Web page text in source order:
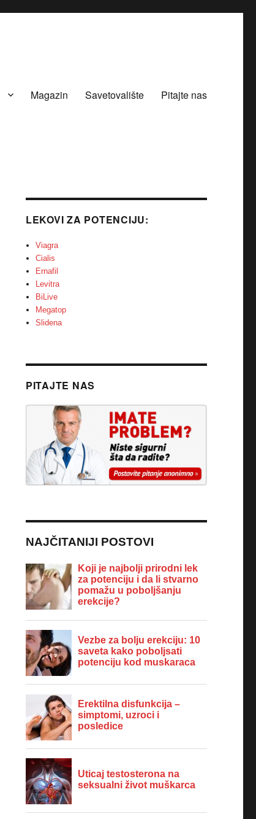
Magazin Savetovalište Pitajte nas
LEKOVI ZA POTENCIJU:
Viagra
Cialis
Ernafil
Levitra
BiLive
Megatop
Slidena
PITAJTE NAS
NAJČITANIJI POSTOVI